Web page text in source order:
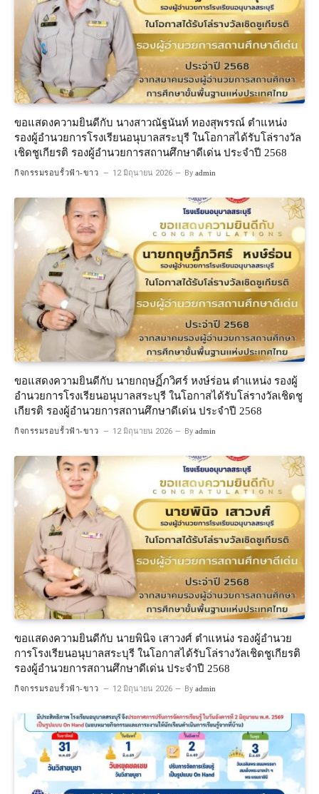
ขอแสดงความยินดีกับ นางสาวณัฐนันท์ ทองสุพรรณ์ ตำแหน่ง
รองผู้อำนวยการโรงเรียนอนุบาลสระบุรี ในโอกาสได้รับโล่รางวัล
เชิดชูเกียรติ รองผู้อำนวยการสถานศึกษาดีเด่น ประจำปี 2568
กิจกรรมรอบรั้วฟ้า-ขาว 12 มิถุนายน 2026 By admin
ขอแสดงความยินดีกับ นายกฤษฏิ์ภวิศร์ หงษ์ร่อน ตำแหน่ง รองผู้
อำนวยการโรงเรียนอนุบาลสระบุรี ในโอกาสได้รับโล่รางวัลเชิดชู
เกียรติ รองผู้อำนวยการสถานศึกษาดีเด่น ประจำปี 2568
กิจกรรมรอบรั้วฟ้า-ขาว 12 มิถุนายน 2026 By admin
ขอแสดงความยินดีกับ นายพินิจ เสาวงศ์ ตำแหน่ง รองผู้อำนวย
การโรงเรียนอนุบาลสระบุรี ในโอกาสได้รับโล่รางวัลเชิดชูเกียรติ
รองผู้อำนวยการสถานศึกษาดีเด่น ประจำปี 2568
กิจกรรมรอบรั้วฟ้า-ขาว 12 มิถุนายน 2026 By admin